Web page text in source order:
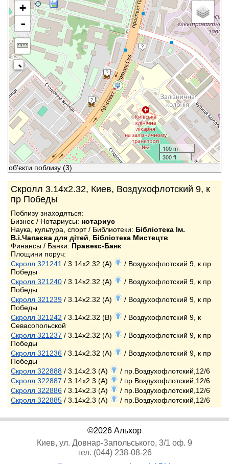
+
-
100 m
300 ft
об'єкти поблизу (3)
Скролл 3.14x2.32, Киев, Воздухофлотский 9, к
пр Победы
Поблизу знаходяться:
Бизнес / Нотариусы: нотариус
Наука, культура, спорт / Библиотеки: Бібліотека Ім.
В.і.Чапаєва для дітей
Бібліотека Мистецтв
Финансы / Банки: Правекс-Банк
Площини поруч:
Скролл 321241 / 3.14x2.32 (A)
/ Воздухофлотский 9, к пр
Победы
Скролл 321240 / 3.14x2.32 (A)
/ Воздухофлотский 9, к пр
Победы
Скролл 321239 / 3.14x2.32 (A)
/ Воздухофлотский 9, к пр
Победы
Скролл 321242 / 3.14x2.32 (B)
/ Воздухофлотский 9, к
Севасопольской
Скролл 321237 / 3.14x2.32 (A)
/ Воздухофлотский 9, к пр
Победы
Скролл 321236 / 3.14x2.32 (A)
/ Воздухофлотский 9, к пр
Победы
Скролл 322888 / 3.14x2.3 (A)
/ пр.Воздухофлотский,12/6
Скролл 322887 / 3.14x2.3 (A)
/ пр.Воздухофлотский,12/6
Скролл 322886 / 3.14x2.3 (A)
/ пр.Воздухофлотский,12/6
Скролл 322885 / 3.14x2.3 (A) / пр.Воздухофлотский,12/6
©2026 Альхор
Киев, ул. Довнар-Запольського, 3/1 оф. 9
тел. (044) 238-08-26